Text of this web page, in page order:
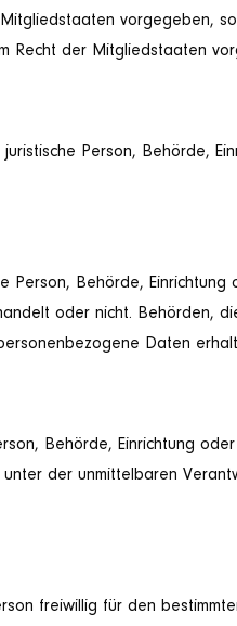
vorgegeben,
Recht der Mitgliedstaaten
Person, Behörde,
Person, Behörde,
oder nicht. Behörden,
Daten
Behörde, Einrichtung
der unmittelbaren
freiwillig für den